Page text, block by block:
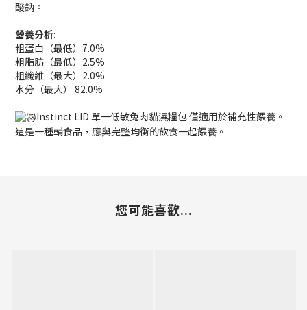
酸鈉。
營養分析:
粗蛋白（最低）7.0%
粗脂肪（最低）2.5%
粗纖維（最大）2.0%
水分（最大） 82.0%
Instinct LID 單一低敏兔肉貓濕糧包 僅適用於補充性餵養。
這是一種輔食品，應與完整均衡的飲食一起餵養。
您可能喜歡...